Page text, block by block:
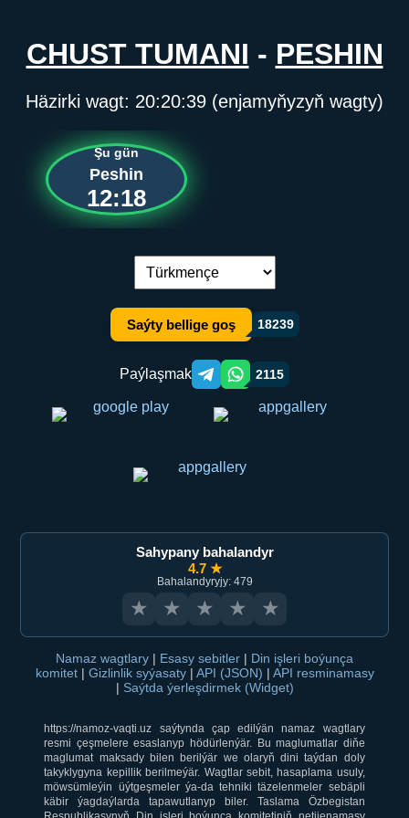
CHUST TUMANI - PESHIN
Häzirki wagt: 20:20:39 (enjamyňyzyň wagty)
Şu gün
Peshin
12:18
Dil çalşyryş:
Saýty bellige goş 18239
Paýlaşmak Telegram orqali ulashish
WhatsApp orqali ulashish
2115
Sahypany bahalandyr
4.7 ★
Bahalandyryjy: 479
★ ★ ★ ★ ★
Namaz wagtlary | Esasy sebitler | Din işleri boýunça
komitet | Gizlinlik syýasaty | API (JSON) | API resminamasy
| Saýtda ýerleşdirmek (Widget)
https://namoz-vaqti.uz saýtynda çap edilýän namaz wagtlary
resmi çeşmelere esaslanyp hödürlenýär. Bu maglumatlar diňe
maglumat maksady bilen berilýär we olaryň dini taýdan doly
takyklygyna kepillik berilmeýär. Wagtlar sebit, hasaplama usuly,
möwsümleýin üýtgeşmeler ýa-da tehniki täzelenmeler sebäpli
käbir ýagdaýlarda tapawutlanyp biler. Taslama Özbegistan